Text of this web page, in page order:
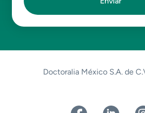
Doctoralia México S.A. de